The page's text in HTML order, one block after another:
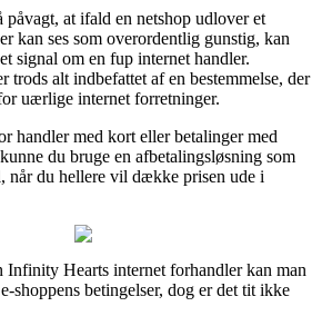
at ifald en netshop udlover et
kan ses som overordentlig gunstig, kan
signal om en fup internet handler.
trods alt indbefattet af en bestemmelse, der
uærlige internet forretninger.
handler med kort eller betalinger med
du bruge en afbetalingsløsning som
når du hellere vil dække prisen ude i
Hearts internet forhandler kan man
shoppens betingelser, dog er det tit ikke